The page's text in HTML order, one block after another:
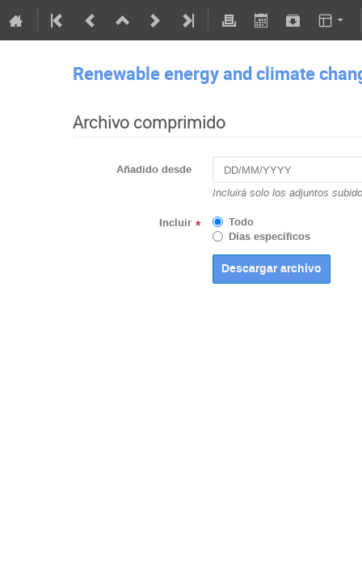
Renewable energy and climate
Archivo comprimido
Añadido desde
Incluirá solo los adjuntos
Incluir *
Todo
Días específicos